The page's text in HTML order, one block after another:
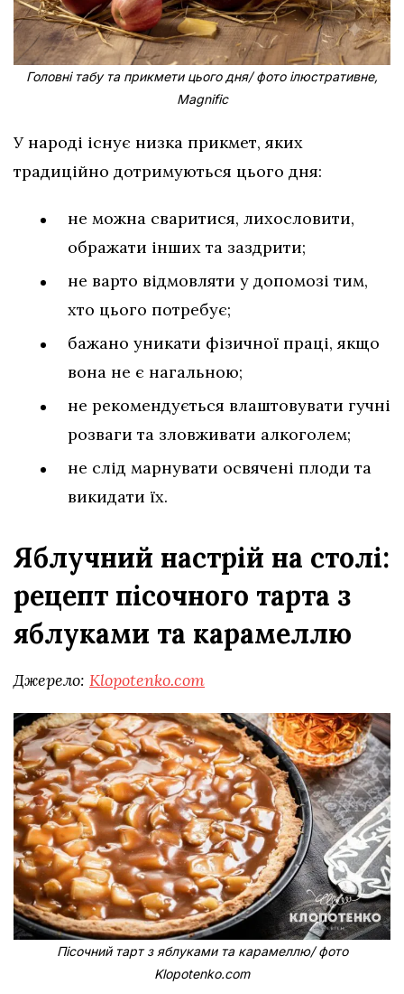
Головні табу та прикмети цього дня/ фото ілюстративне,
Magnific
У народі існує низка прикмет, яких
традиційно дотримуються цього дня:
не можна сваритися, лихословити,
ображати інших та заздрити;
не варто відмовляти у допомозі тим,
хто цього потребує;
бажано уникати фізичної праці, якщо
вона не є нагальною;
не рекомендується влаштовувати гучні
розваги та зловживати алкоголем;
не слід марнувати освячені плоди та
викидати їх.
Яблучний настрій на столі:
рецепт пісочного тарта з
яблуками та карамеллю
Джерело: Klopotenko.com
Пісочний тарт з яблуками та карамеллю/ фото
Klopotenko.com